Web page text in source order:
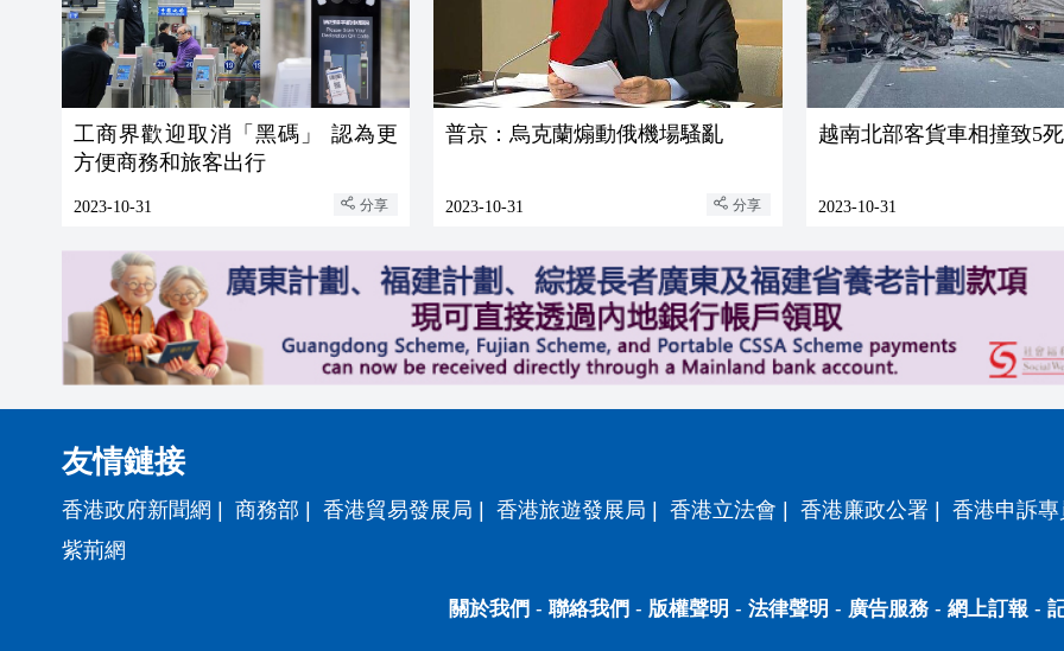
工商界歡迎取消「黑碼」 認為更
方便商務和旅客出行
2023-10-31 分享
普京：烏克蘭煽動俄機場騷亂
2023-10-31 分享
越南北部客貨車相撞致5
2023-10-31
友情鏈接
香港政府新聞網 | 商務部 | 香港貿易發展局 | 香港旅遊發展局 | 香港立法會 | 香港廉政公署 | 香港申訴
紫荊網
關於我們 - 聯絡我們 - 版權聲明 - 法律聲明 - 廣告服務- 網上訂報 -